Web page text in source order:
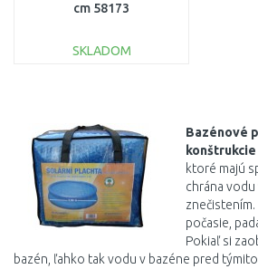
cm 58173
SKLADOM
Porovnať
Bazénové
konštrukcie
ktoré majú
chrána
počasie,
Pokiaľ si
bazén, ľahko tak vodu v bazéne pred